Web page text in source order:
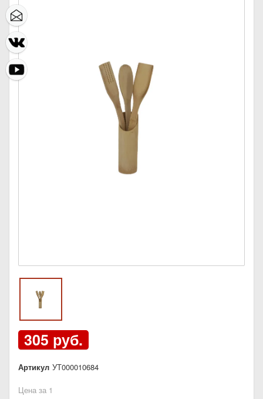
305 руб.
Артикул УТ000010684
Цена за 1